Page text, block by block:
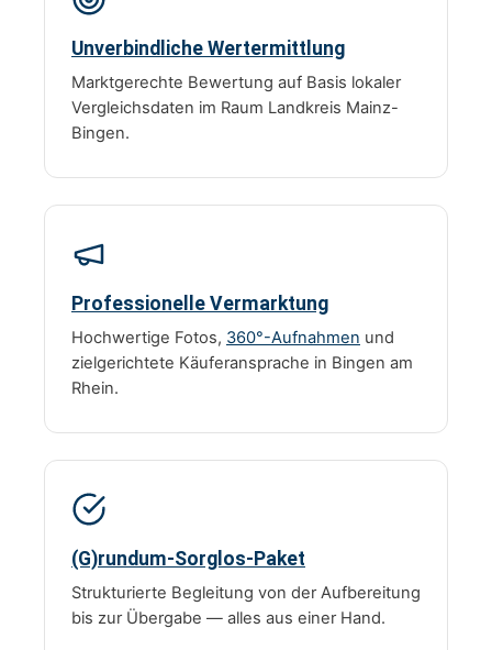
Unverbindliche Wertermittlung
Marktgerechte Bewertung auf Basis lokaler
Vergleichsdaten im Raum Landkreis Mainz-
Bingen.
Professionelle Vermarktung
Hochwertige Fotos, 360°-Aufnahmen und
zielgerichtete Käuferansprache in Bingen am
Rhein.
(G)rundum-Sorglos-Paket
Strukturierte Begleitung von der Aufbereitung
bis zur Übergabe — alles aus einer Hand.